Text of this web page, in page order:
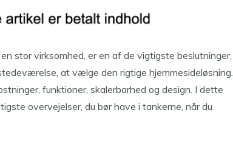
stor virksomhed, er en af de vigtigste beslutninger,
at vælge den rigtige hjemmesideløsning.
funktioner, skalerbarhed og design. I dette
overvejelser, du bør have i tankerne, når du